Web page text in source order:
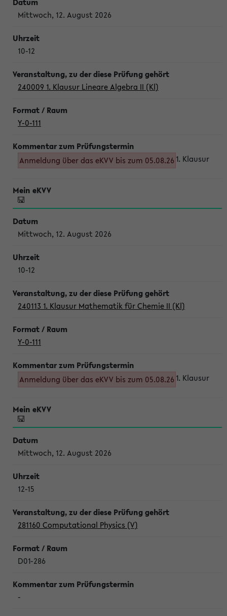
Mittwoch, 12. August 2026
10-12
240009 1. Klausur Lineare Algebra II (Kl)
Y-0-111
Anmeldung über das eKVV bis zum 05.08.26 1. Klausur
Mittwoch, 12. August 2026
10-12
240113 1. Klausur Mathematik für Chemie II (Kl)
Y-0-111
Anmeldung über das eKVV bis zum 05.08.26 1. Klausur
Mittwoch, 12. August 2026
12-15
281160 Computational Physics (V)
D01-286
-